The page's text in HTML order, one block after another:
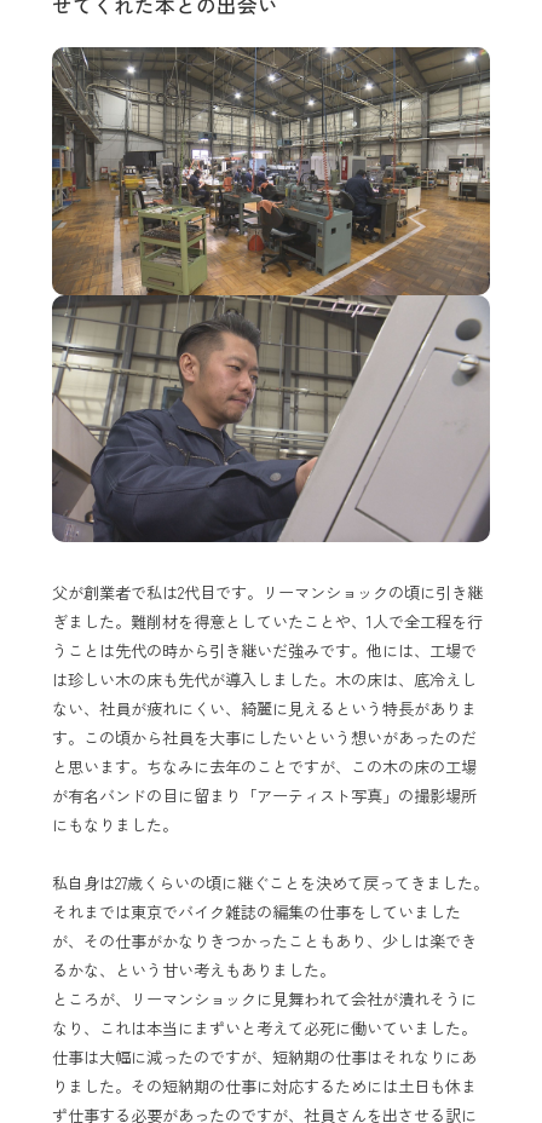
父が創業者で私は2代目です。リーマンショックの頃に引き継
ぎました。難削材を得意としていたことや、1人で全工程を行
うことは先代の時から引き継いだ強みです。他には、工場で
は珍しい木の床も先代が導入しました。木の床は、底冷えし
ない、社員が疲れにくい、綺麗に見えるという特長がありま
す。この頃から社員を大事にしたいという想いがあったのだ
と思います。ちなみに去年のことですが、この木の床の工場
が有名バンドの目に留まり「アーティスト写真」の撮影場所
にもなりました。
私自身は27歳くらいの頃に継ぐことを決めて戻ってきました。
それまでは東京でバイク雑誌の編集の仕事をしていました
が、その仕事がかなりきつかったこともあり、少しは楽でき
るかな、という甘い考えもありました。
ところが、リーマンショックに見舞われて会社が潰れそうに
なり、これは本当にまずいと考えて必死に働いていました。
仕事は大幅に減ったのですが、短納期の仕事はそれなりにあ
りました。その短納期の仕事に対応するためには土日も休ま
ず仕事する必要があったのですが、社員さんを出させる訳に